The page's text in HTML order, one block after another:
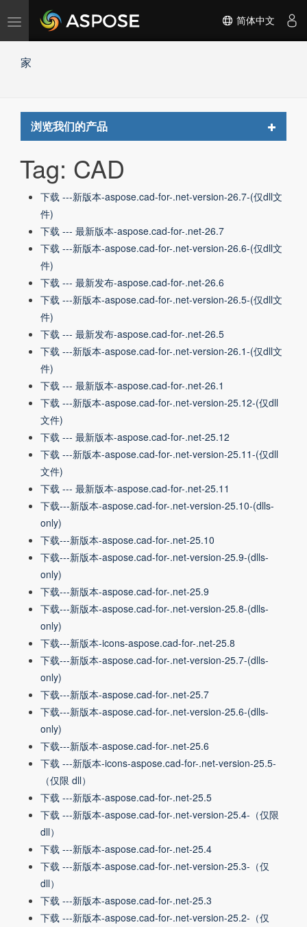
切
航
简体中文
家
浏览我们的产品
Toggle
Tag: CAD
下载 ---新版本-aspose.cad-for-.net-version-26.7-(仅dll文
件)
下载 --- 最新版本-aspose.cad-for-.net-26.7
下载 ---新版本-aspose.cad-for-.net-version-26.6-(仅dll文
件)
下载 --- 最新发布-aspose.cad-for-.net-26.6
下载 ---新版本-aspose.cad-for-.net-version-26.5-(仅dll文
件)
下载 --- 最新发布-aspose.cad-for-.net-26.5
下载 ---新版本-aspose.cad-for-.net-version-26.1-(仅dll文
件)
下载 --- 最新版本-aspose.cad-for-.net-26.1
下载 ---新版本-aspose.cad-for-.net-version-25.12-(仅dll
文件)
下载 --- 最新版本-aspose.cad-for-.net-25.12
下载 ---新版本-aspose.cad-for-.net-version-25.11-(仅dll
文件)
下载 --- 最新版本-aspose.cad-for-.net-25.11
下载---新版本-aspose.cad-for-.net-version-25.10-(dlls-
only)
下载---新版本-aspose.cad-for-.net-25.10
下载---新版本-aspose.cad-for-.net-version-25.9-(dlls-
only)
下载---新版本-aspose.cad-for-.net-25.9
下载---新版本-aspose.cad-for-.net-version-25.8-(dlls-
only)
下载---新版本-icons-aspose.cad-for-.net-25.8
下载---新版本-aspose.cad-for-.net-version-25.7-(dlls-
only)
下载---新版本-aspose.cad-for-.net-25.7
下载---新版本-aspose.cad-for-.net-version-25.6-(dlls-
only)
下载---新版本-aspose.cad-for-.net-25.6
下载 ---新版本-icons-aspose.cad-for-.net-version-25.5-
（仅限 dll）
下载 ---新版本-aspose.cad-for-.net-25.5
下载 ---新版本-aspose.cad-for-.net-version-25.4-（仅限
dll）
下载 ---新版本-aspose.cad-for-.net-25.4
下载 ---新版本-aspose.cad-for-.net-version-25.3-（仅
dll）
下载 ---新版本-aspose.cad-for-.net-25.3
下载 ---新版本-aspose.cad-for-.net-version-25.2-（仅